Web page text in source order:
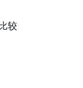
较